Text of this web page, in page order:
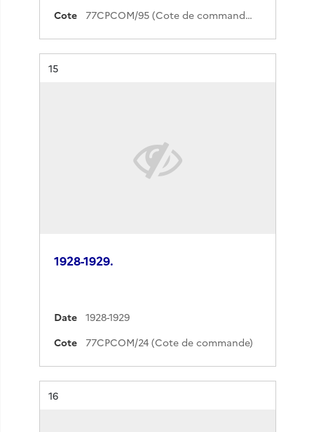
Cote
77CPCOM/95 (Cote de commande)
Résultat n°
15
1928-1929.
Date
1928-1929
Cote
77CPCOM/24 (Cote de commande)
Résultat n°
16